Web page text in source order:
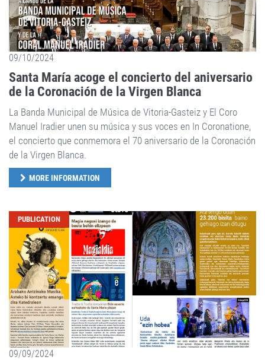
09/10/2024
Santa María acoge el concierto del aniversario
de la Coronación de la Virgen Blanca
La Banda Municipal de Música de Vitoria-Gasteiz y El Coro
Manuel Iradier unen su música y sus voces en In Coronatione,
el concierto que conmemora el 70 aniversario de la Coronación
de la Virgen Blanca.
MORE INFORMATION
PUBLICATION
09/09/2024